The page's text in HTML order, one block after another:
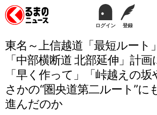
ログイン 登録
東名～上信越道「最短ルート
「中部横断道 北部延伸」計
「早く作って」「峠越えの
さかの“圏央道第二ルート”に
進んだのか